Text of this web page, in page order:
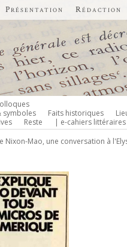
Présentation Rédaction
symboles Faits historiques
Reste
| e-cahiers littéraires
Mao, une conversation à